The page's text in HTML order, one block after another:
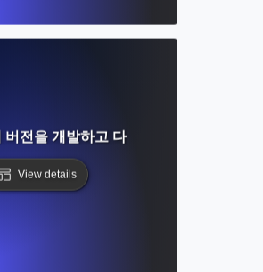
전을 개발하고 다듬는 단계별 가이드
View details